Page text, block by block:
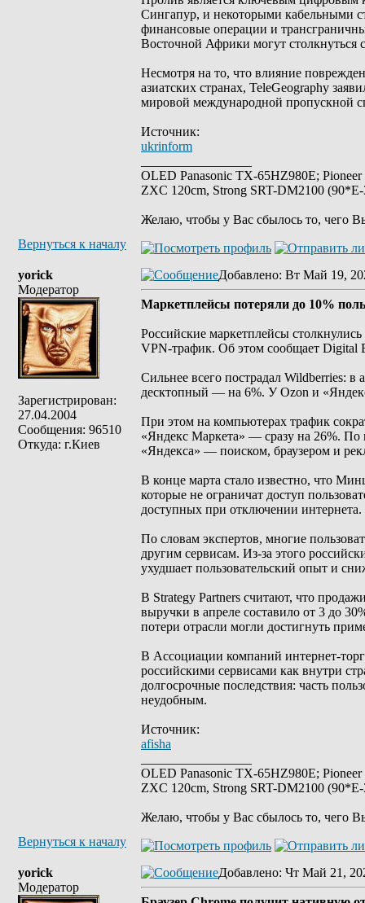
Сингапур, и некоторыми кабельными
финансовые операции и
Восточной Африки могут столкнуться
Несмотря на то, что влияние
азиатских странах, TeleGeography
мировой международной пропускной
Источник:
ukrinform
OLED Panasonic TX-65HZ980E;
ZXC 120cm, Strong SRT-DM2100
Желаю, чтобы у Вас сбылось то, чего
Вернуться к началу
yorick
Модератор
Зарегистрирован:
27.04.2004
Сообщения: 96510
Откуда: г.Киев
Добавлено: Вт Май 19,
Маркетплейсы потеряли до 10%
Российские маркетплейсы
VPN-трафик. Об этом сообщает Digital
Сильнее всего пострадал Wildberries:
десктопный — на 6%. У Ozon и
При этом на компьютерах трафик
«Яндекс Маркета» — сразу на 26%. По
«Яндекса» — поиском, браузером и
В конце марта стало известно, что
которые не ограничат доступ
доступных при отключении интернета.
По словам экспертов, многие
другим сервисам. Из-за этого
ухудшает пользовательский опыт и
В Strategy Partners считают, что
выручки в апреле составило от 3 до
потери отрасли могли достигнуть
В Ассоциации компаний интернет-
российскими сервисами как внутри
долгосрочные последствия: часть
неудобным.
Источник:
afisha
OLED Panasonic TX-65HZ980E;
ZXC 120cm, Strong SRT-DM2100
Желаю, чтобы у Вас сбылось то, чего
Вернуться к началу
yorick
Модератор
Добавлено: Чт Май 21,